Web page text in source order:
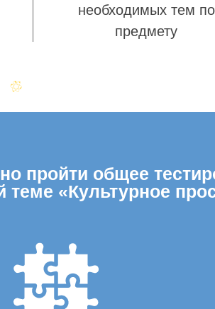
необходимых тем по
предмету
пройти общее
теме «Культурное